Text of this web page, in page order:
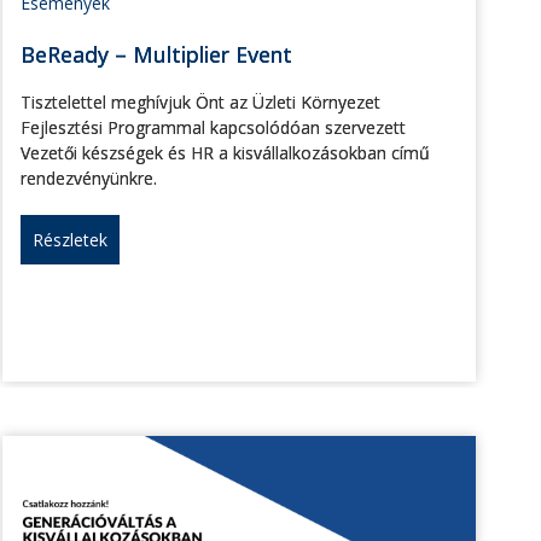
BeReady – Multiplier Event
Tisztelettel meghívjuk Önt az Üzleti Környezet
Fejlesztési Programmal kapcsolódóan szervezett
Vezetői készségek és HR a kisvállalkozásokban című
rendezvényünkre.
Részletek